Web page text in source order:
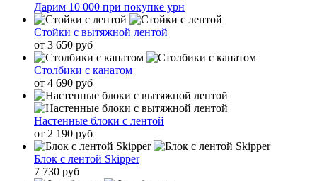
Дарим 10 000 при покупке урн
Стойки с вытяжной лентой
от 3 650 руб
Столбики с канатом
от 4 690 руб
Настенные блоки с лентой
от 2 190 руб
Блок с лентой Skipper
7 730 руб